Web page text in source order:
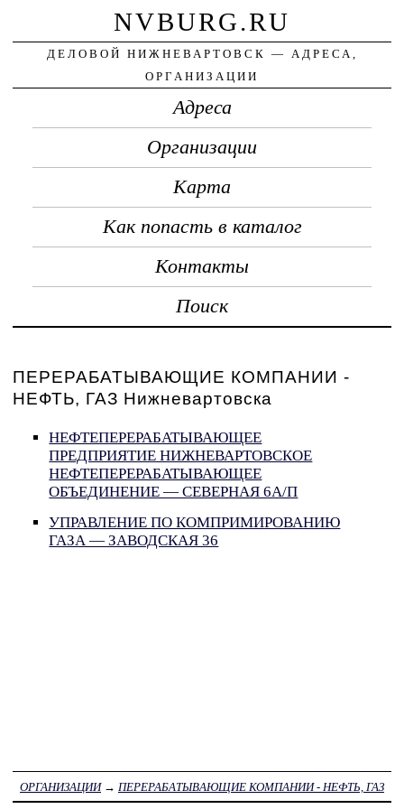
NVBURG.RU
ДЕЛОВОЙ НИЖНЕВАРТОВСК — АДРЕСА,
ОРГАНИЗАЦИИ
Адреса
Организации
Карта
Как попасть в каталог
Контакты
Поиск
ПЕРЕРАБАТЫВАЮЩИЕ КОМПАНИИ -
НЕФТЬ, ГАЗ Нижневартовска
НЕФТЕПЕРЕРАБАТЫВАЮЩЕЕ
ПРЕДПРИЯТИЕ НИЖНЕВАРТОВСКОЕ
НЕФТЕПЕРЕРАБАТЫВАЮЩЕЕ
ОБЪЕДИНЕНИЕ — СЕВЕРНАЯ 6А/П
УПРАВЛЕНИЕ ПО КОМПРИМИРОВАНИЮ
ГАЗА — ЗАВОДСКАЯ 36
ОРГАНИЗАЦИИ→ ПЕРЕРАБАТЫВАЮЩИЕ КОМПАНИИ - НЕФТЬ, ГАЗ